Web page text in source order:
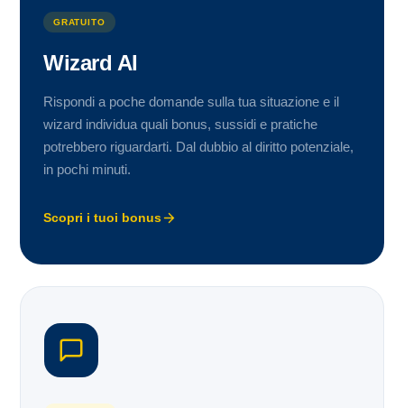
GRATUITO
Wizard AI
Rispondi a poche domande sulla tua situazione e il
wizard individua quali bonus, sussidi e pratiche
potrebbero riguardarti. Dal dubbio al diritto potenziale,
in pochi minuti.
Scopri i tuoi bonus